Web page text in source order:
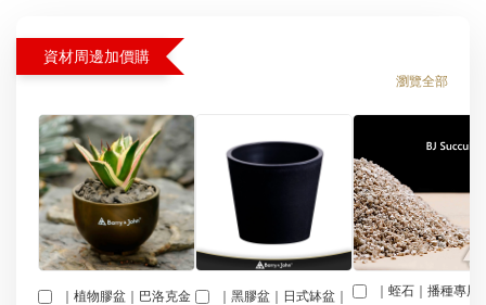
資材周邊加價購
瀏覽全部
｜植物膠盆｜巴洛克金
｜黑膠盆｜日式缽盆｜
｜蛭石｜播種專用